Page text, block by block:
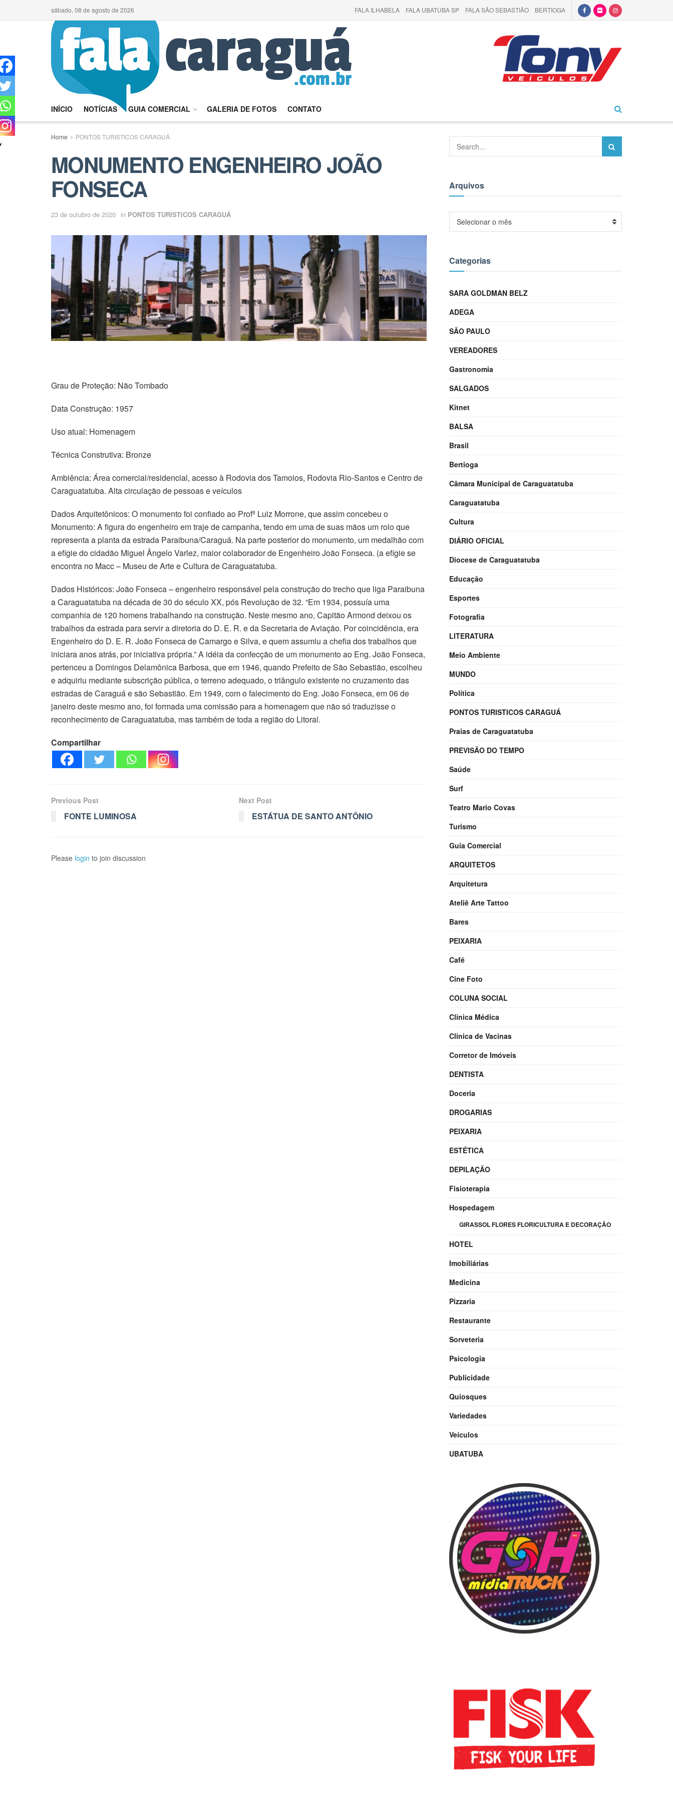
sábado, 08 de agosto de 2026 FALA ILHABELA FALA UBATUBA SP FALA SÃO SEBASTIÃO BERTIOGA
INÍCIO NOTÍCIAS GUIA COMERCIAL GALERIA DE FOTOS CONTATO
Home PONTOS TURISTICOS CARAGUÁ
MONUMENTO ENGENHEIRO JOÃO
FONSECA
23 de outubro de 2020 in PONTOS TURISTICOS CARAGUÁ
Grau de Proteção: Não Tombado
Data Construção: 1957
Uso atual: Homenagem
Técnica Construtiva: Bronze
Ambiência: Área comercial/residencial, acesso à Rodovia dos Tamoios, Rodovia Rio-Santos e Centro de
Caraguatatuba. Alta circulação de pessoas e veículos
Dados Arquitetônicos: O monumento foi confiado ao Profº Luiz Morrone, que assim concebeu o
Monumento: A figura do engenheiro em traje de campanha, tendo em uma de suas mãos um rolo que
representa a planta da estrada Paraibuna/Caraguá. Na parte posterior do monumento, um medalhão com
a efígie do cidadão Miguel Ângelo Varlez, maior colaborador de Engenheiro João Fonseca. (a efígie se
encontra no Macc – Museu de Arte e Cultura de Caraguatatuba.
Dados Históricos: João Fonseca – engenheiro responsável pela construção do trecho que liga Paraibuna
a Caraguatatuba na década de 30 do século XX, pós Revolução de 32. “Em 1934, possuía uma
companhia de 120 homens trabalhando na construção. Neste mesmo ano, Capitão Armond deixou os
trabalhos da estrada para servir a diretoria do D. E. R. e da Secretaria de Aviação. Por coincidência, era
Engenheiro do D. E. R. João Fonseca de Camargo e Silva, e quem assumiu a chefia dos trabalhos que
iniciara anos atrás, por iniciativa própria.” A idéia da confecção de um monumento ao Eng. João Fonseca,
pertenceu a Domingos Delamônica Barbosa, que em 1946, quando Prefeito de São Sebastião, escolheu
e adquiriu mediante subscrição pública, o terreno adequado, o triângulo existente no cruzamento das
estradas de Caraguá e são Sebastião. Em 1949, com o falecimento do Eng. João Fonseca, em 06 de
janeiro deste mesmo ano, foi formada uma comissão para a homenagem que não só traduzisse o
reconhecimento de Caraguatatuba, mas também de toda a região do Litoral.
Compartilhar
Previous Post
FONTE LUMINOSA
Next Post
ESTÁTUA DE SANTO ANTÔNIO
Please login to join discussion
Arquivos
Arquivos
Selecionar o mês
Categorias
SARA GOLDMAN BELZ
ADEGA
SÃO PAULO
VEREADORES
Gastronomia
SALGADOS
Kitnet
BALSA
Brasil
Bertioga
Câmara Municipal de Caraguatatuba
Caraguatatuba
Cultura
DIÁRIO OFICIAL
Diocese de Caraguatatuba
Educação
Esportes
Fotografia
LITERATURA
Meio Ambiente
MUNDO
Política
PONTOS TURISTICOS CARAGUÁ
Praias de Caraguatatuba
PREVISÃO DO TEMPO
Saúde
Surf
Teatro Mario Covas
Turismo
Guia Comercial
ARQUITETOS
Arquitetura
Ateliê Arte Tattoo
Bares
PEIXARIA
Café
Cine Foto
COLUNA SOCIAL
Clínica Médica
Clínica de Vacinas
Corretor de Imóveis
DENTISTA
Doceria
DROGARIAS
PEIXARIA
ESTÉTICA
DEPILAÇÃO
Fisioterapia
Hospedagem
GIRASSOL FLORES FLORICULTURA E DECORAÇÃO
HOTEL
Imobiliárias
Medicina
Pizzaria
Restaurante
Sorveteria
Psicologia
Publicidade
Quiosques
Variedades
Veículos
UBATUBA